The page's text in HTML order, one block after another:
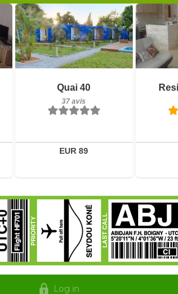
Quai 40
37 avis
EUR 89
37 avis
Détails
Réserver
Log in